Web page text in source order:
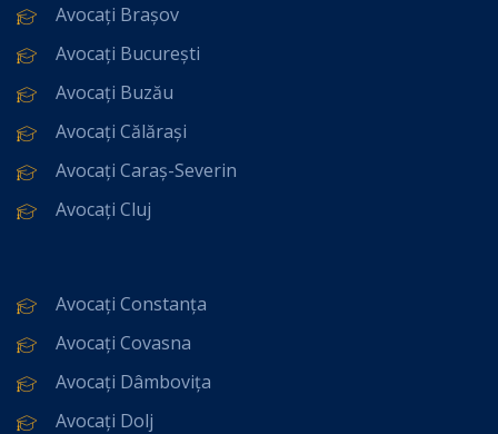
Avocați Brașov
Avocați București
Avocați Buzău
Avocați Călărași
Avocați Caraș-Severin
Avocați Cluj
Avocați Constanța
Avocați Covasna
Avocați Dâmbovița
Avocați Dolj